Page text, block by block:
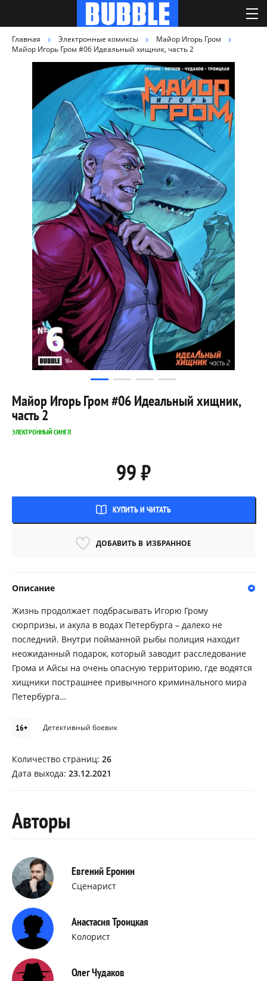
Главная Электронные комиксы
Майор Игорь Гром
Майор Игорь Гром #06 Идеальный хищник, часть 2
Майор Игорь Гром #06 Идеальный хищник,
часть 2
ЭЛЕКТРОННЫЙ СИНГЛ
99 ₽
КУПИТЬ И ЧИТАТЬ
ДОБАВИТЬ В ИЗБРАННОЕ
Описание
Жизнь продолжает подбрасывать Игорю Грому
сюрпризы, и акула в водах Петербурга – далеко не
последний. Внутри пойманной рыбы полиция находит
неожиданный подарок, который заводит расследование
Грома и Айсы на очень опасную территорию, где водятся
хищники пострашнее привычного криминального мира
Петербурга…
16+ Детективный боевик
Количество страниц: 26
Дата выхода: 23.12.2021
Авторы
Евгений Еронин
Сценарист
Анастасия Троицкая
Колорист
Олег Чудаков